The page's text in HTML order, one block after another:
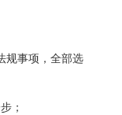
规事项，全部选
；